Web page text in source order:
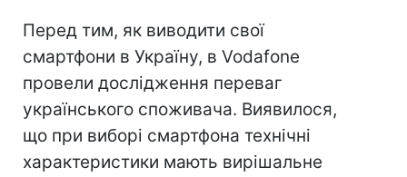
Перед тим, як виводити свої
смартфони в Україну, в Vodafone
провели дослідження переваг
українського споживача. Виявилося,
що при виборі смартфона технічні
характеристики мають вирішальне